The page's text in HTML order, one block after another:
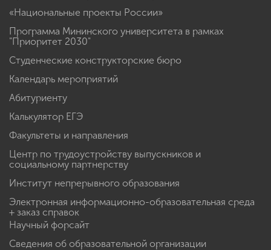
«Национальные проекты России»
Программа Мининского университета в рамках
"Приоритет 2030"
Студенческие конструкторские бюро
Календарь мероприятий
Абитуриенту
Калькулятор ЕГЭ
Факультеты и направления
Центр по трудоустройству выпускников и
социальному партнерству
Институт непрерывного образования
Электронная информационно-образовательная среда
+ заказ справок
Научный форсайт
Сведения об образовательной организации